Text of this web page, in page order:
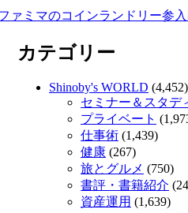
ァミマのコインランドリー参
カテゴリー
Shinoby's WORLD (4,452)
セミナー＆スタデ
プライベート
仕事術 (1,439)
健康 (267)
旅とグルメ (750)
書評・書籍紹介
資産運用 (1,639)